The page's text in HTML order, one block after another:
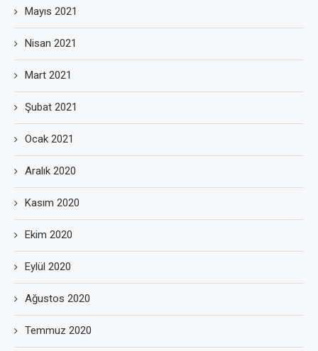
Mayıs 2021
Nisan 2021
Mart 2021
Şubat 2021
Ocak 2021
Aralık 2020
Kasım 2020
Ekim 2020
Eylül 2020
Ağustos 2020
Temmuz 2020